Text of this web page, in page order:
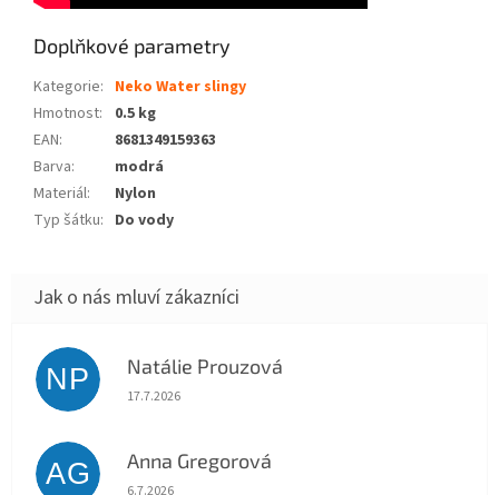
Doplňkové parametry
Kategorie: Neko Water slingy
Hmotnost:
0.5 kg
EAN:
8681349159363
Barva:
modrá
Materiál:
Nylon
Typ šátku: Do vody
NP Natálie Prouzová
Hodnocení obchodu je 5 z 5 hvězdiček.
17.7.2026
AG Anna Gregorová
Hodnocení obchodu je 5 z 5 hvězdiček.
6.7.2026